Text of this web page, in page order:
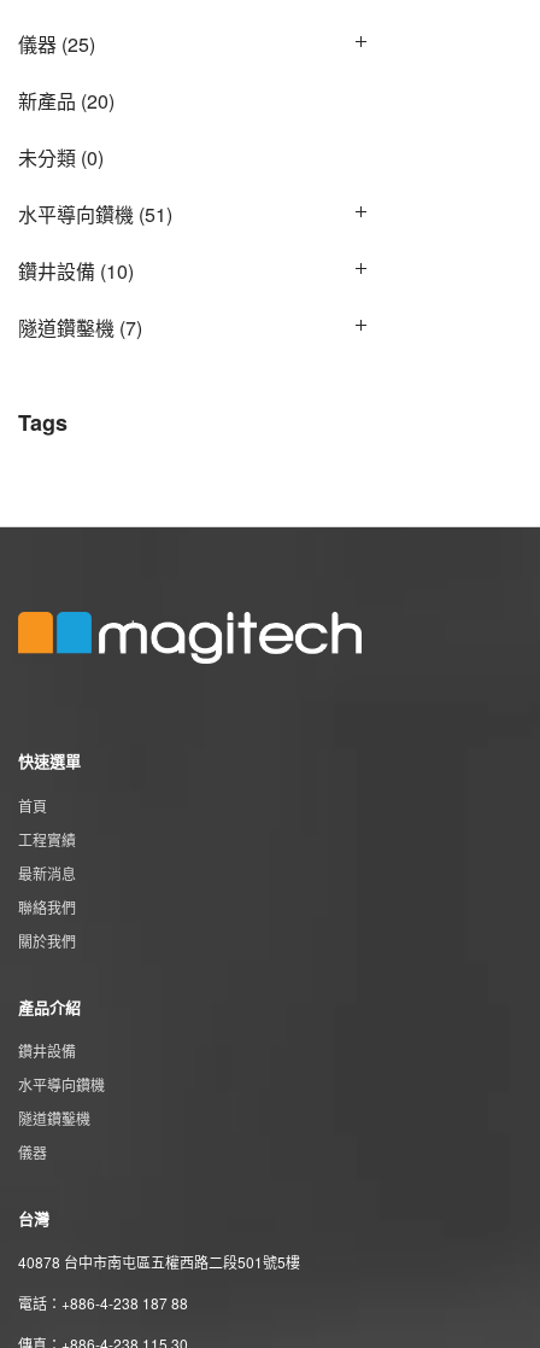
儀器 (25)
新產品 (20)
未分類 (0)
水平導向鑽機 (51)
鑽井設備 (10)
隧道鑽鑿機 (7)
Tags
快速選單
首頁
工程實績
最新消息
聯絡我們
關於我們
產品介紹
鑽井設備
水平導向鑽機
隧道鑽鑿機
儀器
台灣
40878 台中市南屯區五權西路二段501號5樓
電話：+886-4-238 187 88
傳真：+886-4-238 115 30